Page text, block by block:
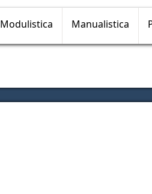
Sezioni principali
Modulistica Manualistica